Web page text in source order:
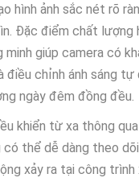
hình ảnh sắc nét rõ
Đặc điểm chất lượng
giúp camera có
chỉnh ánh sáng tự
ngày đêm đồng đều.
khiển từ xa thông
có thể dễ dàng theo
xảy ra tại công trình